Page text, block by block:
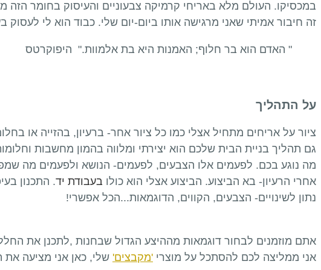
במכסיקו. העולם מלא באריחי קרמיקה צבעוניים והעיסוק בחומר
זה חיבור אמיתי שאני מרגישה אותו ביום-יום שלי. כבוד הוא לי
" האדם הוא בר חלוף; האמנות היא בת אלמוות." היפוקרטס
על התהליך
ציור על אריחים מתחיל אצלי כמו כל ציור אחר- ברעיון, בהזייה או
גם תהליך בניית הבית שלכם הוא יצירתי ומלווה בהמון מחשבות
מה נוגע בכם. לפעמים אלו הצבעים, לפעמים- הנושא ולפעמים מה
אחרי הרעיון- בא הביצוע. הביצוע אצלי הוא כולו בעבודת יד. התכנון
נתון לשינויים- הצבעים, הקווים, הדוגמאות...הכל אפשרי!
אתם מוזמנים לבחור דוגמאות מההיצע הגדול שבחנות ,לתכנן את
אני ממליצה לכם להסתכל על מוצרי 'מקבצים' שלי, כאן אני מציעה